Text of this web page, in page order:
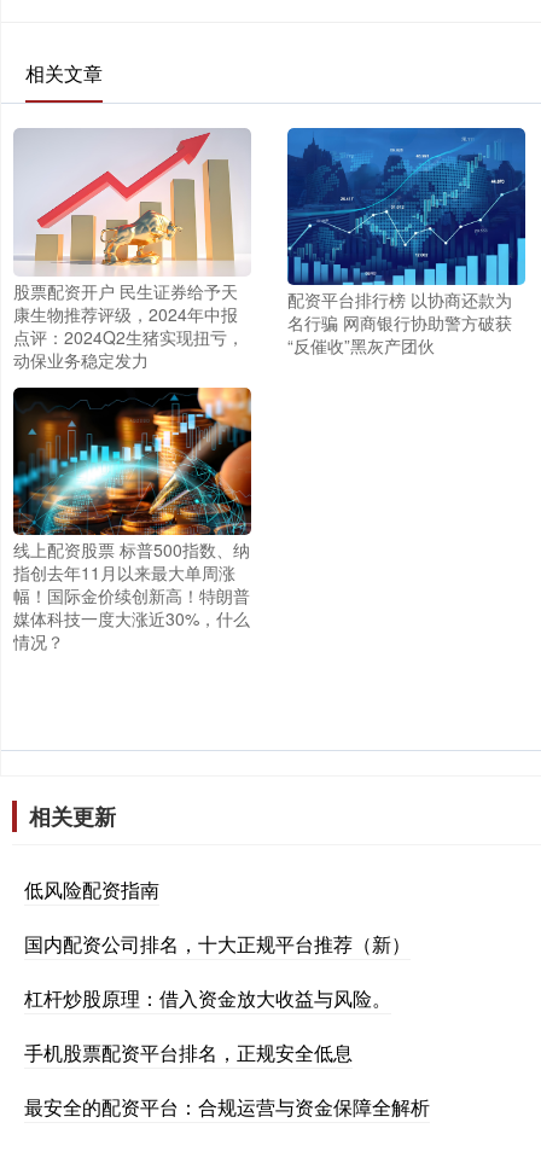
相关文章
股票配资开户 民生证券给予天
康生物推荐评级，2024年中报
点评：2024Q2生猪实现扭亏，
动保业务稳定发力
配资平台排行榜 以协商还款为
名行骗 网商银行协助警方破获
“反催收”黑灰产团伙
线上配资股票 标普500指数、纳
指创去年11月以来最大单周涨
幅！国际金价续创新高！特朗普
媒体科技一度大涨近30%，什么
情况？
相关更新
低风险配资指南
国内配资公司排名，十大正规平台推荐（新）
杠杆炒股原理：借入资金放大收益与风险。
手机股票配资平台排名，正规安全低息
最安全的配资平台：合规运营与资金保障全解析